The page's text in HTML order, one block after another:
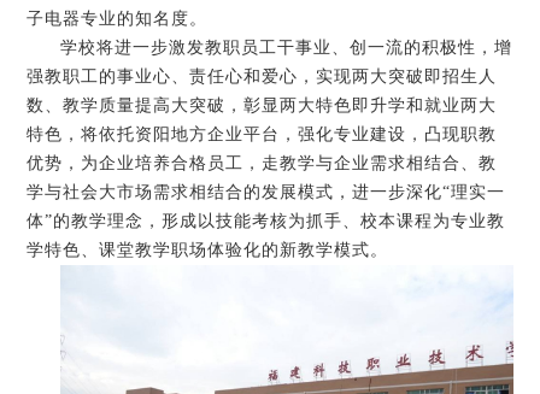
子电器专业的知名度。
学校将进一步激发教职员工干事业、创一流的积极性，增
强教职工的事业心、责任心和爱心，实现两大突破即招生人
数、教学质量提高大突破，彰显两大特色即升学和就业两大
特色，将依托资阳地方企业平台，强化专业建设，凸现职教
优势，为企业培养合格员工，走教学与企业需求相结合、教
学与社会大市场需求相结合的发展模式，进一步深化“理实一
体”的教学理念，形成以技能考核为抓手、校本课程为专业教
学特色、课堂教学职场体验化的新教学模式。